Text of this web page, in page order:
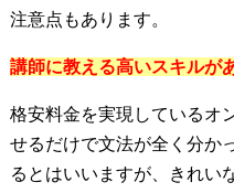
注意点もあります。
講師に教える高いスキルが
格安料金を実現しているオ
せるだけで文法が全く分か
るとはいいますが、きれい